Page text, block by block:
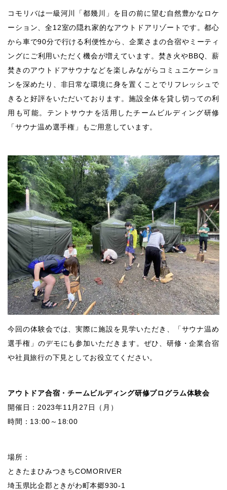
コモリバは一級河川「都幾川」を目の前に望む自然豊かなロケ
ーション、全12室の隠れ家的なアウトドアリゾートです。都心
から車で90分で行ける利便性から、企業さまの合宿やミーティ
ングにご利用いただく機会が増えています。焚き火やBBQ、薪
焚きのアウトドアサウナなどを楽しみながらコミュニケーショ
ンを深めたり、非日常な環境に身を置くことでリフレッシュで
きると好評をいただいております。施設全体を貸し切っての利
用も可能。テントサウナを活用したチームビルディング研修
「サウナ温め選手権」もご用意しています。
今回の体験会では、実際に施設を見学いただき、「サウナ温め
選手権」のデモにも参加いただきます。ぜひ、研修・企業合宿
や社員旅行の下見としてお役立てください。
アウトドア合宿・チームビルディング研修プログラム体験会
開催日：2023年11月27日（月）
時間：13:00～18:00
場所：
ときたまひみつきちCOMORIVER
埼玉県比企郡ときがわ町本郷930-1